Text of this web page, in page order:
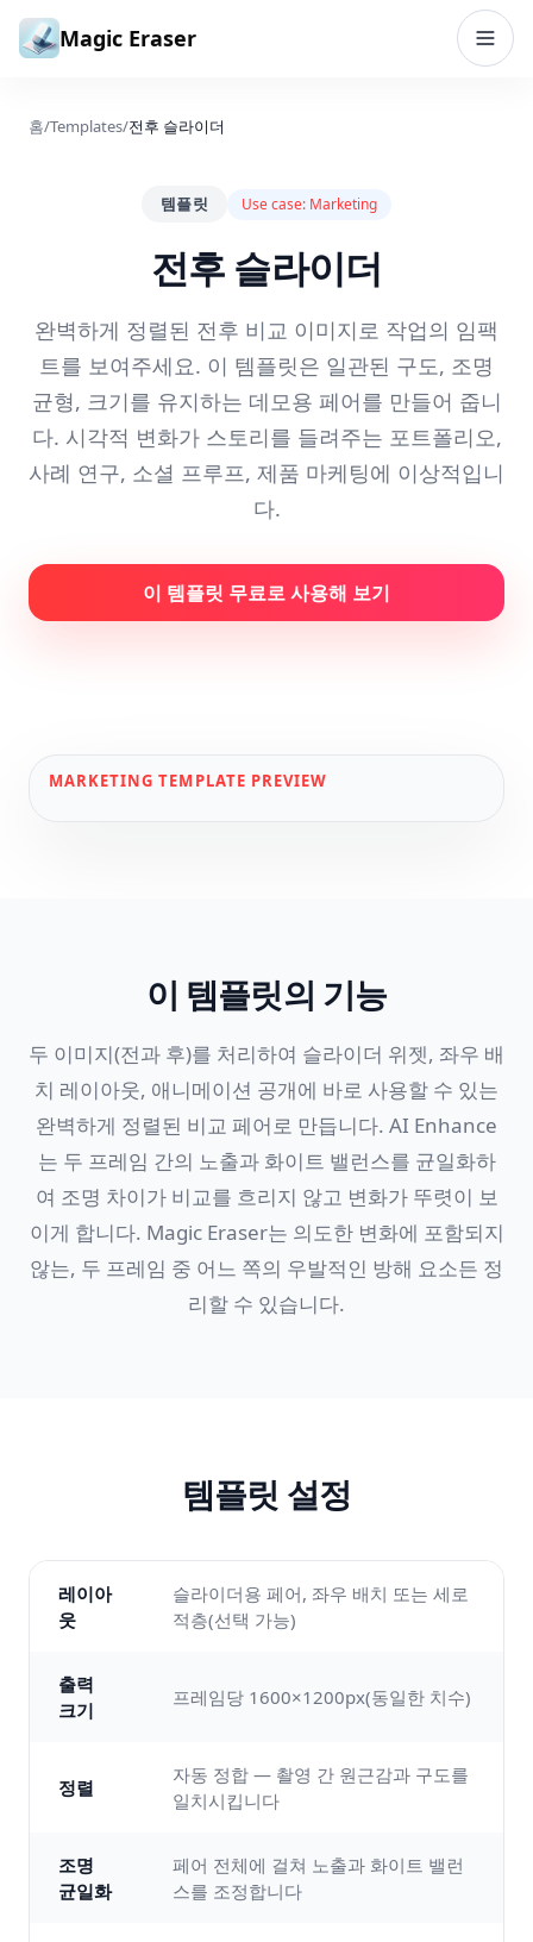
본문으로 건너뛰기
Magic Eraser
홈/Templates/전후 슬라이더
템플릿 Use case: Marketing
전후 슬라이더
완벽하게 정렬된 전후 비교 이미지로 작업의 임팩
트를 보여주세요. 이 템플릿은 일관된 구도, 조명
균형, 크기를 유지하는 데모용 페어를 만들어 줍니
다. 시각적 변화가 스토리를 들려주는 포트폴리오,
사례 연구, 소셜 프루프, 제품 마케팅에 이상적입니
다.
이 템플릿 무료로 사용해 보기
MARKETING TEMPLATE PREVIEW
이 템플릿의 기능
두 이미지(전과 후)를 처리하여 슬라이더 위젯, 좌우 배
치 레이아웃, 애니메이션 공개에 바로 사용할 수 있는
완벽하게 정렬된 비교 페어로 만듭니다. AI Enhance
는 두 프레임 간의 노출과 화이트 밸런스를 균일화하
여 조명 차이가 비교를 흐리지 않고 변화가 뚜렷이 보
이게 합니다. Magic Eraser는 의도한 변화에 포함되지
않는, 두 프레임 중 어느 쪽의 우발적인 방해 요소든 정
리할 수 있습니다.
템플릿 설정
레이아
웃
슬라이더용 페어, 좌우 배치 또는 세로
적층(선택 가능)
출력
크기
프레임당 1600×1200px(동일한 치수)
정렬
자동 정합 — 촬영 간 원근감과 구도를
일치시킵니다
조명
균일화
페어 전체에 걸쳐 노출과 화이트 밸런
스를 조정합니다